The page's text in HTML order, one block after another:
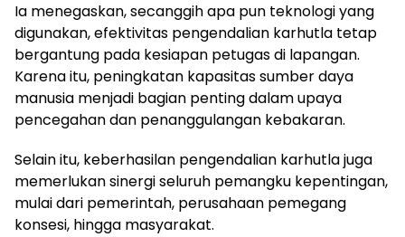
Ia menegaskan, secanggih apa pun teknologi yang
digunakan, efektivitas pengendalian karhutla tetap
bergantung pada kesiapan petugas di lapangan.
Karena itu, peningkatan kapasitas sumber daya
manusia menjadi bagian penting dalam upaya
pencegahan dan penanggulangan kebakaran.
Selain itu, keberhasilan pengendalian karhutla juga
memerlukan sinergi seluruh pemangku kepentingan,
mulai dari pemerintah, perusahaan pemegang
konsesi, hingga masyarakat.